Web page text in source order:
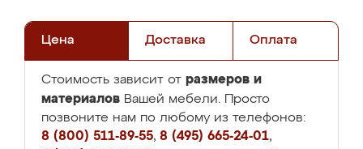
Цена Доставка Оплата
Стоимость зависит от размеров и
материалов Вашей мебели. Просто
позвоните нам по любому из телефонов:
8 (800) 511-89-55, 8 (495) 665-24-01,